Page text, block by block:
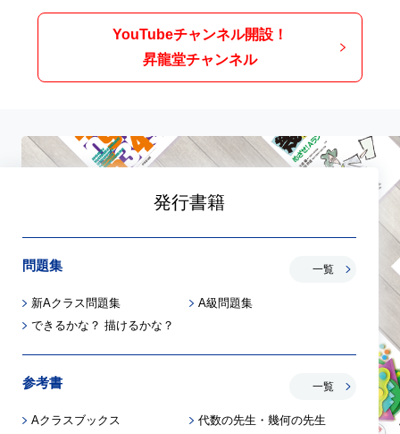
YouTubeチャンネル開設！
昇龍堂チャンネル
発行書籍
問題集 一覧
新Aクラス問題集
A級問題集
できるかな？ 描けるかな？
参考書 一覧
Aクラスブックス
代数の先⽣・幾何の先⽣